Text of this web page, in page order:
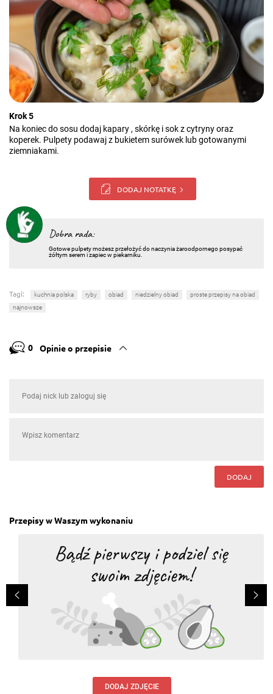
Krok 5
Na koniec do sosu dodaj kapary , skórkę i sok z cytryny oraz
koperek. Pulpety podawaj z bukietem surówek lub gotowanymi
ziemniakami.
DODAJ NOTATKĘ
Dobra rada:
Gotowe pulpety możesz przełożyć do naczynia żaroodpornego posypać
żółtym serem i zapiec w piekarniku.
Tagi: kuchnia polska ryby obiad niedzielny obiad
proste przepisy na obiad
najnowsze
0 Opinie o przepisie
DODAJ
Przepisy w Waszym wykonaniu
DODAJ ZDJĘCIE